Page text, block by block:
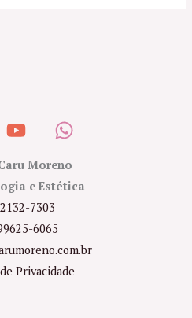
Moreno
e Estética
7303
6065
Privacidade